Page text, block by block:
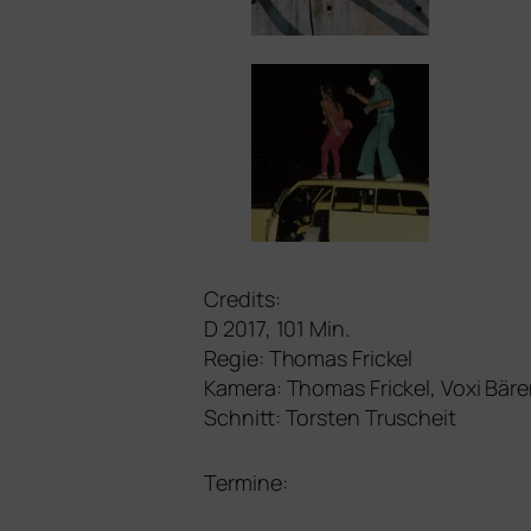
Credits:
D 2017, 101 Min.
Regie: Thomas Frickel
Kamera: Thomas Frickel, Voxi
Schnitt: Torsten Truscheit
Termine: